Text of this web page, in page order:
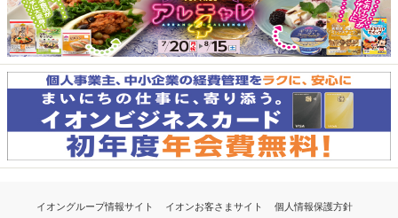
イオングループ情報サイト イオンお客さまサイト 個人情報保護方針